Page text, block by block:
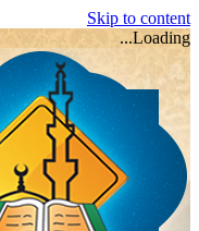
Skip to content
Loading...